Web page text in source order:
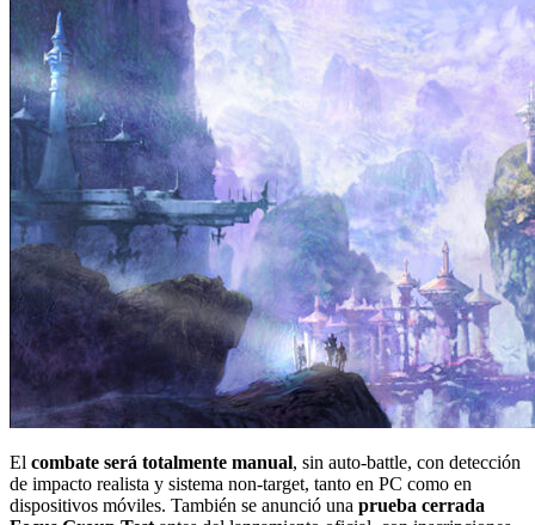
El combate será totalmente manual, sin auto-battle, con detección
de impacto realista y sistema non-target, tanto en PC como en
dispositivos móviles. También se anunció una prueba cerrada